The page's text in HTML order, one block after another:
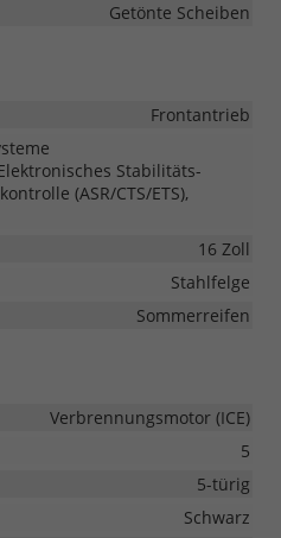
Getönte Scheiben
Frontantrieb
Stabilitäts-
(ASR/CTS/ETS),
16 Zoll
Stahlfelge
Sommerreifen
Verbrennungsmotor (ICE)
5
5-türig
Schwarz